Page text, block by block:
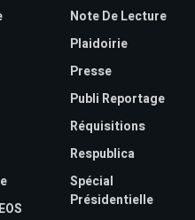
Note De Lecture
Plaidoirie
Presse
Publi Reportage
Réquisitions
Respublica
Spécial
Présidentielle